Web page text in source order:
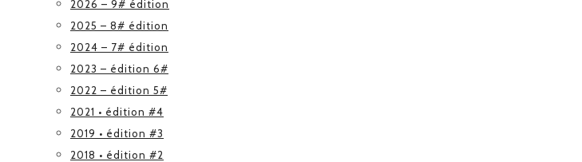
2026 – 9# édition
2025 – 8# édition
2024 – 7# édition
2023 – édition 6#
2022 – édition 5#
2021 • édition #4
2019 • édition #3
2018 • édition #2